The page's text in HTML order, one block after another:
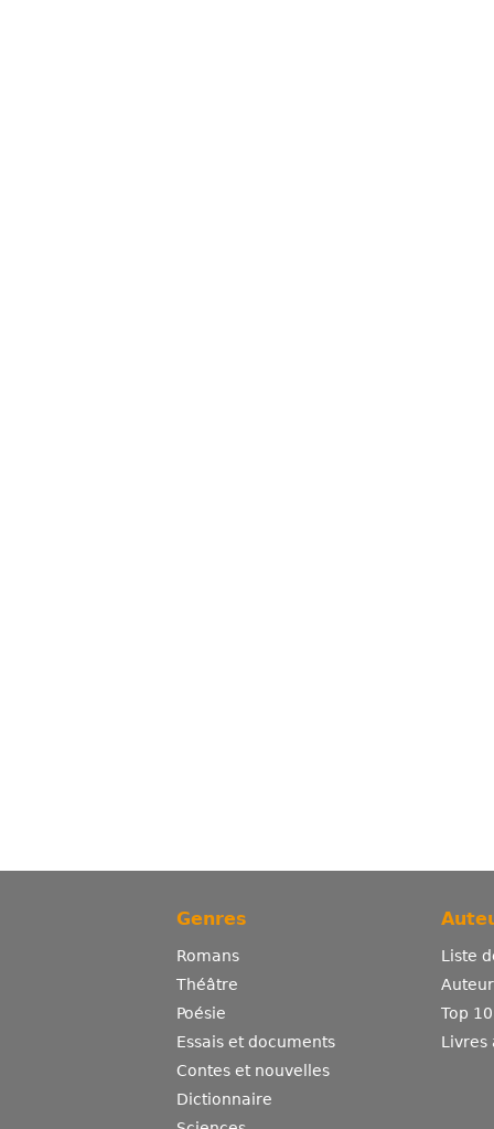
Genres
Romans
Théâtre
Poésie
Essais et documents
Contes et nouvelles
Dictionnaire
Liste
Top
Livres